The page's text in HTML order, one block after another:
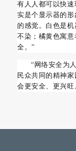
有人人都可以快
实是个显示器的
的感觉。白色是
不染；橘黄色寓
全。”
“网络安全为
民众共同的精神
会更安全、更兴旺